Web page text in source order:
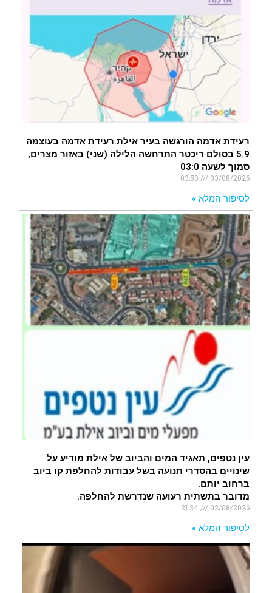
רעידת אדמה הורגשה בעיר אילת.רעידת אדמה בעוצמה
5.9 בסולם ריכטר התרחשה הלילה (שני) באזור מצרים,
סמוך לשעה 03:0
03/08/2026
לסיפור המלא »
עין נטפים, תאגיד המים והביוב של אילת מודיע על
שינויים בהסדרי תנועה בשל עבודות להחלפת קו ביוב
ברחוב יותם.
מדובר בתשתית רעועה שנדרשת להחלפה.
02/08/2026
לסיפור המלא »